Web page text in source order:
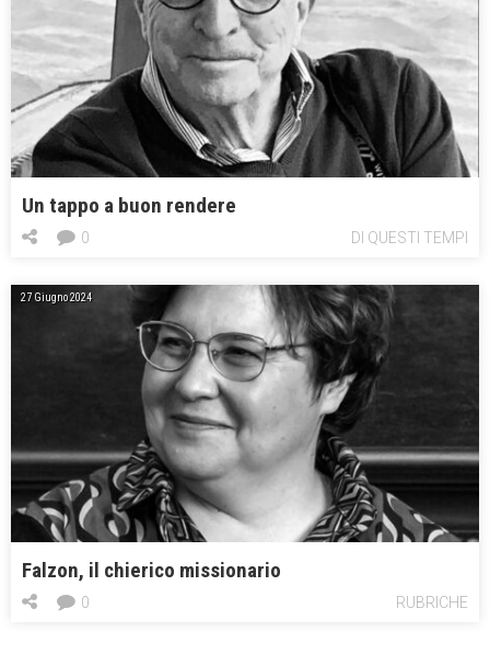
Un tappo a buon rendere
DI QUESTI TEMPI
0
27 Giugno 2024
Falzon, il chierico missionario
RUBRICHE
0